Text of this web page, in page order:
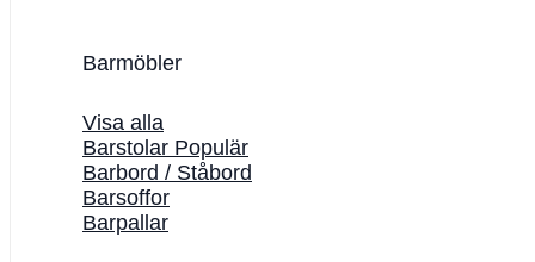
Barmöbler
Visa alla
Barstolar
Barbord / Ståbord
Barsoffor
Barpallar